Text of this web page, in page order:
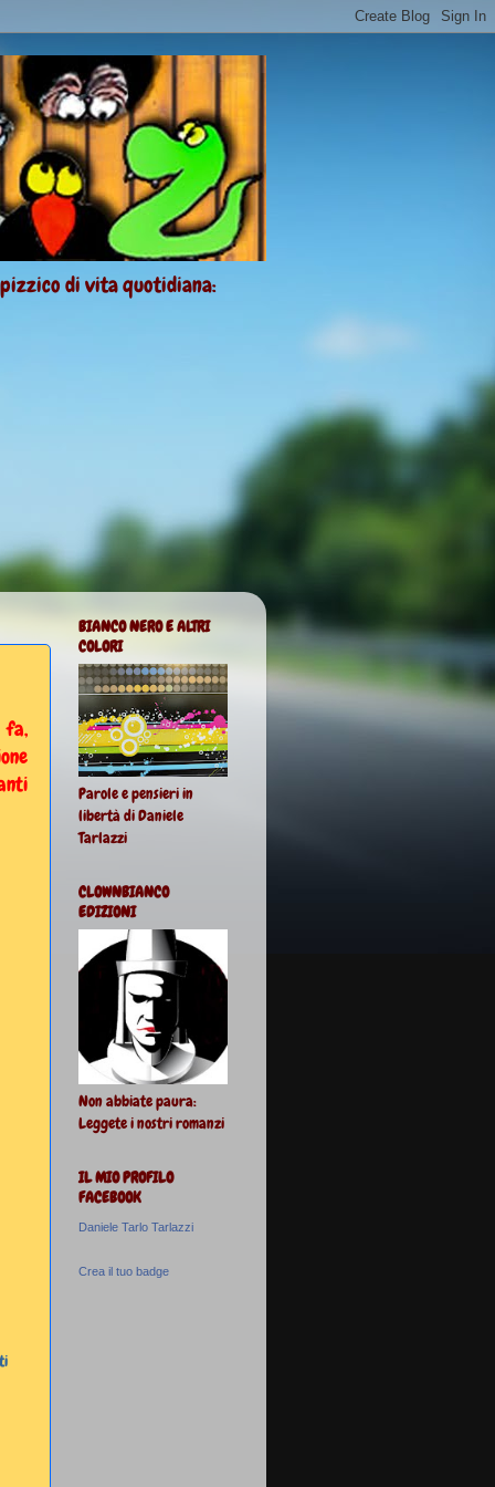
pizzico di vita quotidiana:
fa,
BIANCO NERO E ALTRI
COLORI
Parole e pensieri in
libertà di Daniele
Tarlazzi
CLOWNBIANCO
EDIZIONI
Non abbiate paura:
Leggete i nostri romanzi
IL MIO PROFILO
FACEBOOK
Daniele Tarlo Tarlazzi
Crea il tuo badge